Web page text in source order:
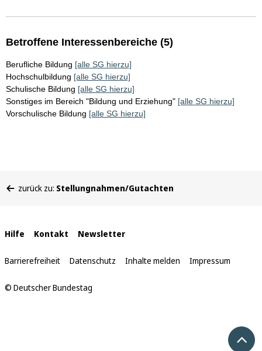
Betroffene Interessenbereiche (5)
Berufliche Bildung [alle SG hierzu]
Hochschulbildung [alle SG hierzu]
Schulische Bildung [alle SG hierzu]
Sonstiges im Bereich "Bildung und Erziehung" [alle SG hierzu]
Vorschulische Bildung [alle SG hierzu]
befinden
zurück zu: Stellungnahmen/Gutachten
Interne
Links
Hilfe Kontakt Newsletter
Barrierefreiheit Datenschutz Inhalte melden Impressum
© Deutscher Bundestag